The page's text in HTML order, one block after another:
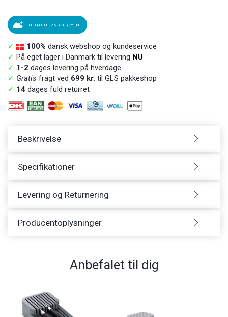
TILFØJ TIL ØNSKESKYEN
✓ 100% dansk webshop og kundeservice
✓ På eget lager i Danmark til levering NU
✓ 1-2 dages levering på hverdage
✓ Gratis fragt ved 699 kr. til GLS pakkeshop
✓ 14 dages fuld returret
Beskrivelse
Specifikationer
Levering og Returnering
Producentoplysninger
Anbefalet til dig